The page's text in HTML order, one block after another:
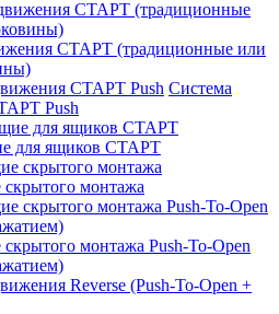
СТАРТ (традиционные или
Система
Push
для ящиков СТАРТ
монтажа
монтажа Push-To-Open